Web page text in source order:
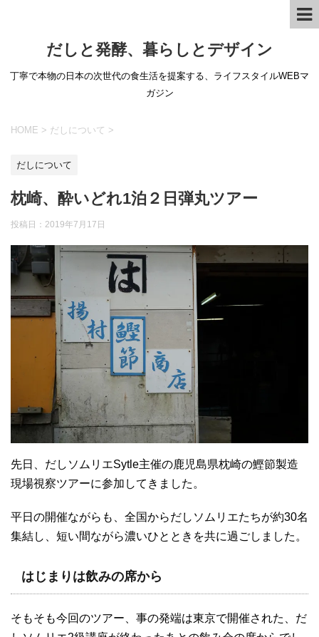
だしと発酵、暮らしとデザイン
丁寧で本物の日本の次世代の食生活を提案する、ライフスタイルWEBマ
ガジン
HOME > だしについて >
だしについて
枕崎、酔いどれ1泊２日弾丸ツアー
投稿日： 2019年7月17日
先日、だしソムリエSytle主催の鹿児島県枕崎の鰹節製造
現場視察ツアーに参加してきました。
平日の開催ながらも、全国からだしソムリエたちが約30名
集結し、短い間ながら濃いひとときを共に過ごしました。
はじまりは飲みの席から
そもそも今回のツアー、事の発端は東京で開催された、だ